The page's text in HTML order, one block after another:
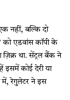
नहीं, बल्कि दो
को एडवांस कॉपी के
था. सेंट्रल बैंक ने
इसमें कोई देरी या
में, रेगुलेटर ने इस